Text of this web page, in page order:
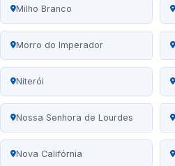
Milho Branco
Morro do Imperador
Niterói
Nossa Senhora de Lourdes
Nova Califórnia